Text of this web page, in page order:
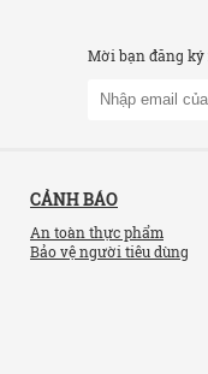
Mời bạn đăng
CẢNH BÁO
An toàn thực phẩm
Bảo vệ người tiêu dùng